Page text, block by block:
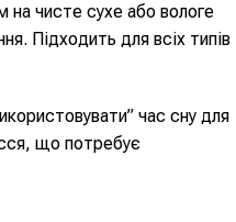
на чисте сухе або вологе
Підходить для всіх типів
час сну для
що потребує